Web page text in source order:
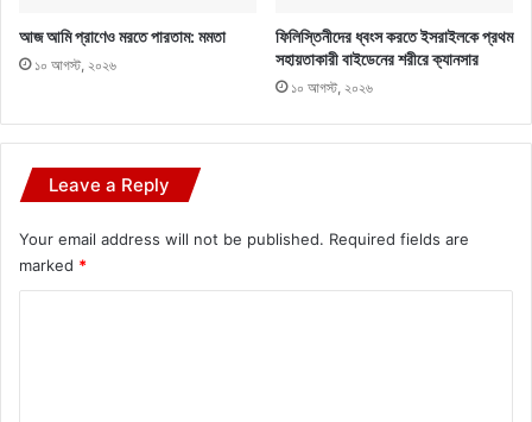
আজ আমি প্রাণেও মরতে পারতাম: মমতা
১০ আগস্ট, ২০২৬
ফিলিস্তিনীদের ধ্বংস করতে ইসরাইলকে প্রথম
সহায়তাকারী বাইডেনের শরীরে ক্যানসার
১০ আগস্ট, ২০২৬
Leave a Reply
Your email address will not be published. Required fields are
marked *